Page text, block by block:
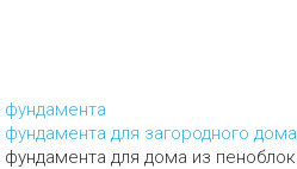
фундамента
для загородного дома
фундамента для дома из